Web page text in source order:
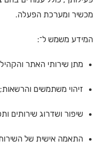
מכשיר ומערכת הפעלה.
המידע משמש ל־:
מתן שירותי האתר
זיהוי משתמשים והרשאות;
שיפור ושדרוג שירותים
התאמה אישית של